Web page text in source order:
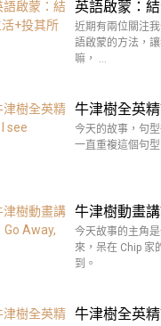
英語啟蒙：
近期有兩位關注
語啟蒙的方法，
嘛， …
牛津樹全英
今天的故事，句
一直重複這個句型
牛津樹動畫
今天故事的主角
來，呆在 Chip 家
到。
牛津樹全英精